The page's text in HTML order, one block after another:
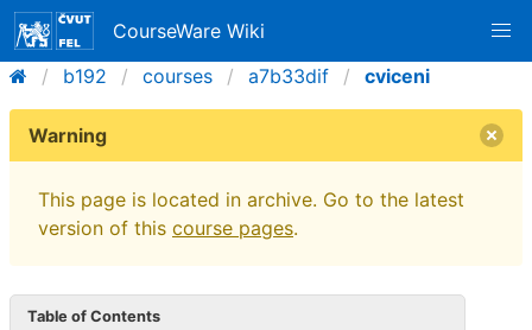
CourseWare Wiki
b192
courses a7b33dif cviceni
Warning
This page is located in archive. Go to the latest
version of this course pages.
Table of Contents